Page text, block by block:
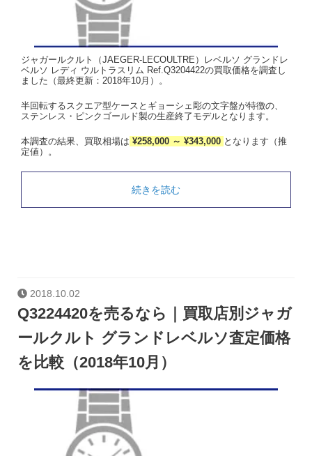
ジャガールクルト（JAEGER-LECOULTRE）レベルソ グランドレ
ベルソ レディ ウルトラスリム Ref.Q3204422の買取価格を調査し
ました（最終更新：2018年10月）。
半回転するスクエア型ケースとギョーシェ彫の文字盤が特徴の、
ステンレス・ピンクゴールド製の生産終了モデルとなります。
本調査の結果、買取相場は ¥258,000 ～ ¥343,000 となります（推
定値）。
続きを読む
2018.10.02
Q3224420を売るなら｜買取店別ジャガ
ールクルト グランドレベルソ査定価格
を比較（2018年10月）